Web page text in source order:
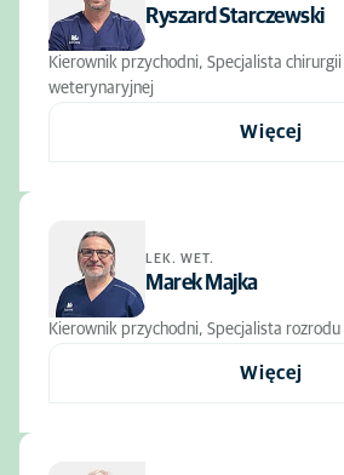
Ryszard Starczewski
Kierownik przychodni, Specjalista
weterynaryjnej
Więcej
LEK. WET.
Marek Majka
Kierownik przychodni, Specjalista
Więcej